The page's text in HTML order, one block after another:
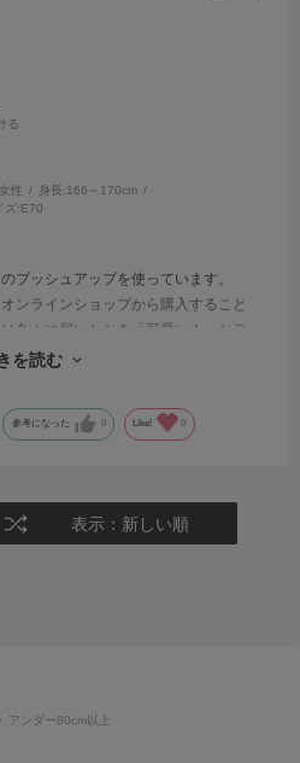
る
女性 身長:166～170cm
ズ:E70
プッシュアップを使っています。
ンラインショップから購入すること
久々に届いたとき「可愛い！」とテ
。色づかいが好みです。大満足の買
を読む
参考になった 0 Like! 0
表示：新しい順
アンダー80cm以上